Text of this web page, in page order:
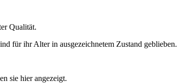
Qualität.
für ihr Alter in ausgezeichnetem Zustand geblieben.
sie hier angezeigt.